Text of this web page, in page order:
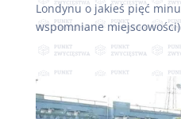
Londynu o jakieś pięć
wspomniane